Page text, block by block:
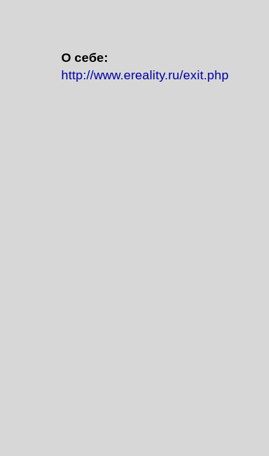
О себе:
http://www.ereality.ru/exit.php